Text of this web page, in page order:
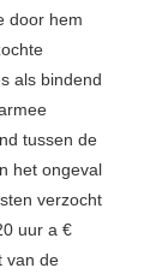
door hem
als bindend
tussen de
het ongeval
verzocht
uur a €
van de